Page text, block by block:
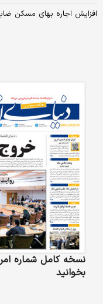
افزایش اجاره بهای مسکن
نسخه کامل شماره
بخوانید